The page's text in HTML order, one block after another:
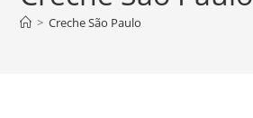
> Creche São Paulo